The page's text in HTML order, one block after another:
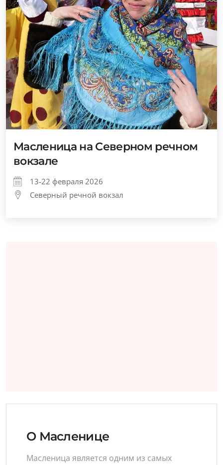
Масленица на Северном речном
вокзале
13-22 февраля 2026
Северный речной вокзал
О Масленице
Масленица является одним из самых